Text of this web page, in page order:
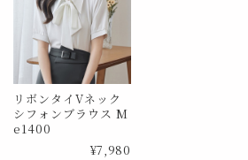
リボンタイVネック
シフォンブラウス M
e1400
¥7,980